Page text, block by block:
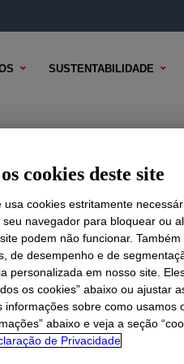
SUSTENTABILIDADE
Density
TÉCNICO OPÇÕES DE
cookies deste site
usa cookies estritamente
navegador para bloquear ou
podem não funcionar.
de desempenho e de
personalizada em nosso site.
os cookies” abaixo ou ajustar
informações sobre como usamos
abaixo e veja a seção
de Privacidade